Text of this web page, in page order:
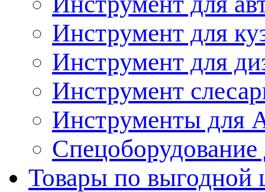
Инструмент для
Инструмент для
Инструмент
Инструменты
Спецоборудование
Товары по выгодной